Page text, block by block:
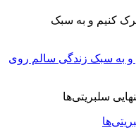
و به سبک زندگی سالم روی